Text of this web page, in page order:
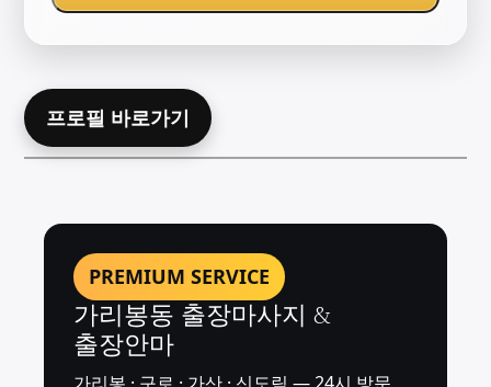
프로필 바로가기
PREMIUM SERVICE
가리봉동 출장마사지 &
출장안마